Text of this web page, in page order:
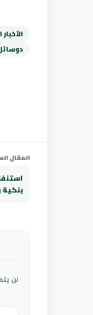
الأخبار
المقال
بنكية
لن